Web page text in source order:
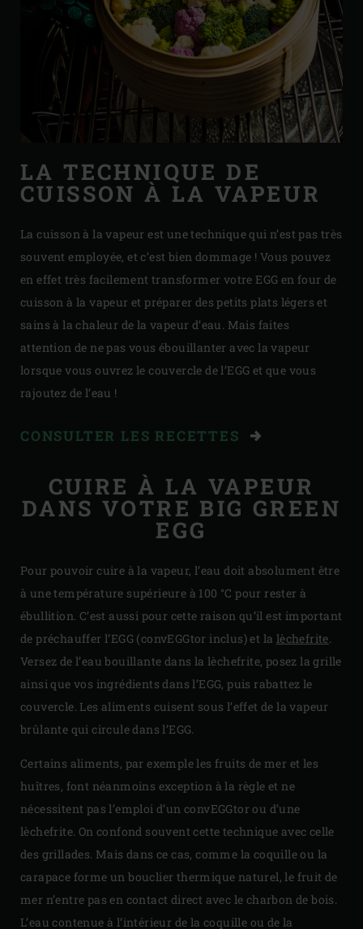
LA TECHNIQUE DE
CUISSON À LA VAPEUR
La cuisson à la vapeur est une technique qui n’est pas très
souvent employée, et c’est bien dommage ! Vous pouvez
en effet très facilement transformer votre EGG en four de
cuisson à la vapeur et préparer des petits plats légers et
sains à la chaleur de la vapeur d’eau. Mais faites
attention de ne pas vous ébouillanter avec la vapeur
lorsque vous ouvrez le couvercle de l’EGG et que vous
rajoutez de l’eau !
CONSULTER LES RECETTES
CUIRE À LA VAPEUR
DANS VOTRE BIG GREEN
EGG
Pour pouvoir cuire à la vapeur, l’eau doit absolument être
à une température supérieure à 100 °C pour rester à
ébullition. C’est aussi pour cette raison qu’il est important
de préchauffer l’EGG (convEGGtor inclus) et la lèchefrite
Versez de l’eau bouillante dans la lèchefrite, posez la grille
ainsi que vos ingrédients dans l’EGG, puis rabattez le
couvercle. Les aliments cuisent sous l’effet de la vapeur
brûlante qui circule dans l’EGG.
Certains aliments, par exemple les fruits de mer et les
huîtres, font néanmoins exception à la règle et ne
nécessitent pas l’emploi d’un convEGGtor ou d’une
lèchefrite. On confond souvent cette technique avec celle
des grillades. Mais dans ce cas, comme la coquille ou la
carapace forme un bouclier thermique naturel, le fruit de
mer n’entre pas en contact direct avec le charbon de bois.
L’eau contenue à l’intérieur de la coquille ou de la